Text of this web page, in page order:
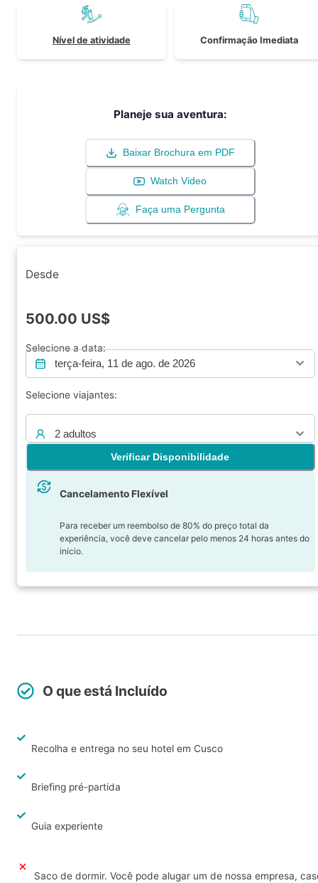
Nível de atividade Confirmação Imediata
Planeje sua aventura:
Baixar Brochura em PDF
Watch Video
Faça uma Pergunta
Desde
500.00 US$
Selecione a data:
terça-feira, 11 de ago. de 2026
Selecione viajantes:
2 adultos
Verificar Disponibilidade
Cancelamento Flexível
Para receber um reembolso de 80% do preço total da
experiência, você deve cancelar pelo menos 24 horas antes do
início.
O que está Incluído
Recolha e entrega no seu hotel em Cusco
Briefing pré-partida
Guia experiente
Saco de dormir. Você pode alugar um de nossa empresa,